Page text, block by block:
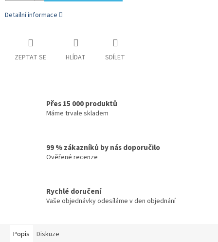
Detailní informace
ZEPTAT SE HLÍDAT SDÍLET
Přes 15 000 produktů
Máme trvale skladem
99 % zákazníků by nás doporučilo
Ověřené recenze
Rychlé doručení
Vaše objednávky odesíláme v den objednání
Popis Diskuze